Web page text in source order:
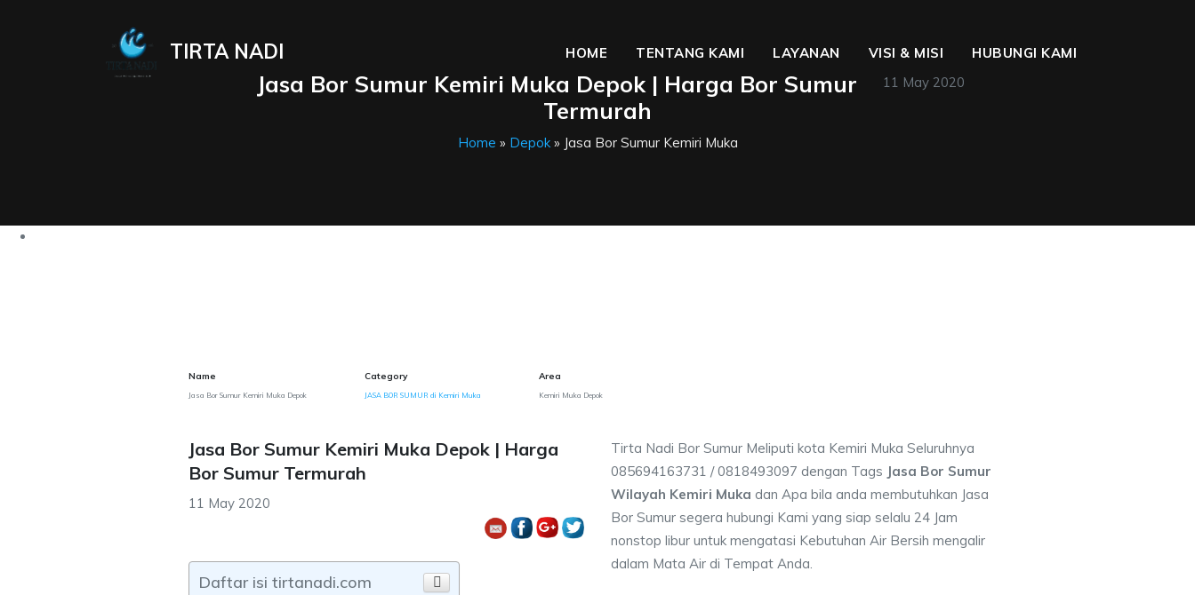
TIRTA NADI HOME TENTANG KAMI LAYANAN VISI & MISI
HUBUNGI KAMI
11 May 2020
Jasa Bor Sumur Kemiri Muka Depok | Harga Bor Sumur
Termurah
Home » Depok» Jasa Bor Sumur Kemiri Muka
Name
Jasa Bor Sumur Kemiri Muka Depok
Category
JASA BOR SUMUR di Kemiri Muka
Area
Kemiri Muka Depok
Jasa Bor Sumur Kemiri Muka Depok | Harga
Bor Sumur Termurah
11 May 2020
Daftar isi tirtanadi.com
Tirta Nadi Bor Sumur Meliputi kota Kemiri Muka Seluruhnya
085694163731 / 0818493097 dengan Tags Jasa Bor Sumur
Wilayah Kemiri Muka dan Apa bila anda membutuhkan Jasa
Bor Sumur segera hubungi Kami yang siap selalu 24 Jam
nonstop libur untuk mengatasi Kebutuhan Air Bersih mengalir
dalam Mata Air di Tempat Anda.